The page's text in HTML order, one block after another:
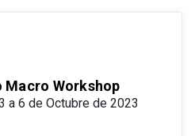
Macro Workshop
a 6 de Octubre de 2023